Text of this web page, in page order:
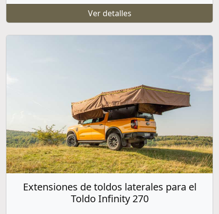
Ver detalles
Extensiones de toldos laterales para el
Toldo Infinity 270